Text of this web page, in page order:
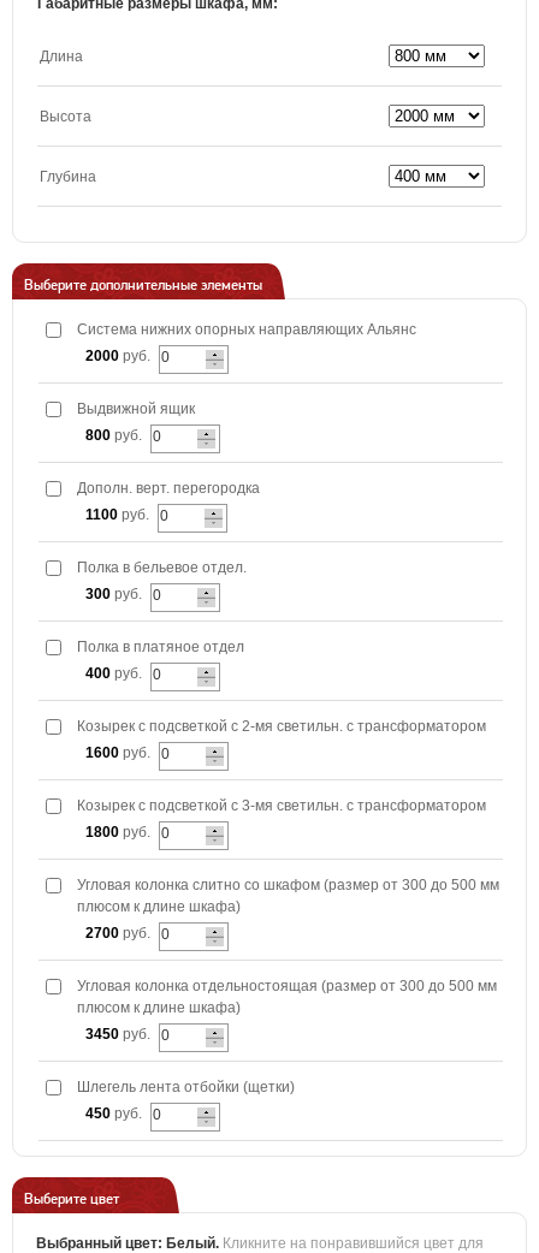
Габаритные размеры шкафа, мм:
Длина
Высота
Глубина
Выберите дополнительные элементы
Система нижних опорных направляющих Альянс
2000 руб.
Выдвижной ящик
800 руб.
Дополн. верт. перегородка
1100 руб.
Полка в бельевое отдел.
300 руб.
Полка в платяное отдел
400 руб.
Козырек с подсветкой с 2-мя светильн. с трансформатором
1600 руб.
Козырек с подсветкой с 3-мя светильн. с трансформатором
1800 руб.
Угловая колонка слитно со шкафом (размер от 300 до 500 мм
плюсом к длине шкафа)
2700 руб.
Угловая колонка отдельностоящая (размер от 300 до 500 мм
плюсом к длине шкафа)
3450 руб.
Шлегель лента отбойки (щетки)
450 руб.
Выберите цвет
Выбранный цвет: Белый. Кликните на понравившийся цвет для